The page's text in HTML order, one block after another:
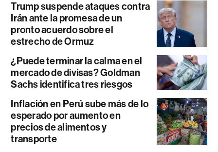
Trump suspende ataques contra
Irán ante la promesa de un
pronto acuerdo sobre el
estrecho de Ormuz
¿Puede terminar la calma en el
mercado de divisas? Goldman
Sachs identifica tres riesgos
Inflación en Perú sube más de lo
esperado por aumento en
precios de alimentos y
transporte